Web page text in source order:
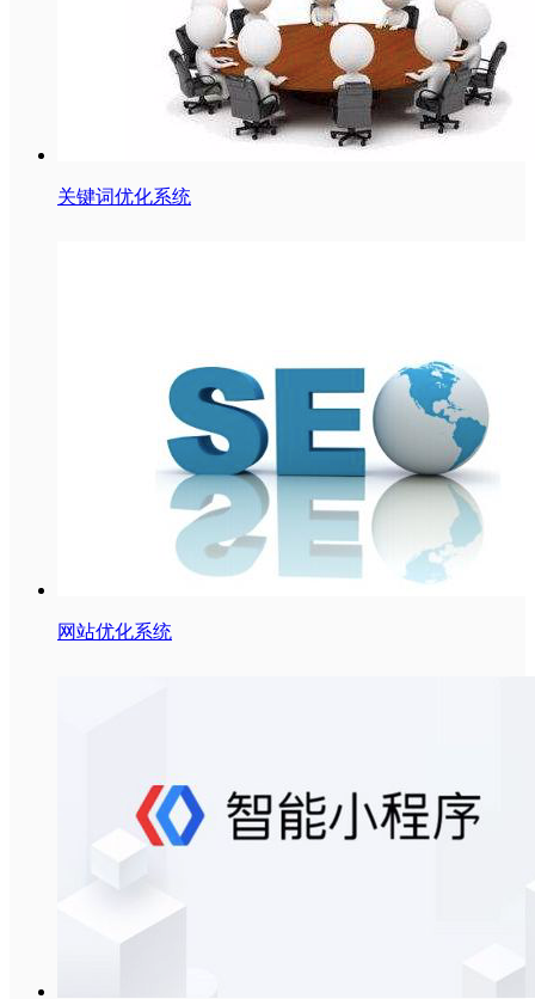
关键词优化系统
网站优化系统